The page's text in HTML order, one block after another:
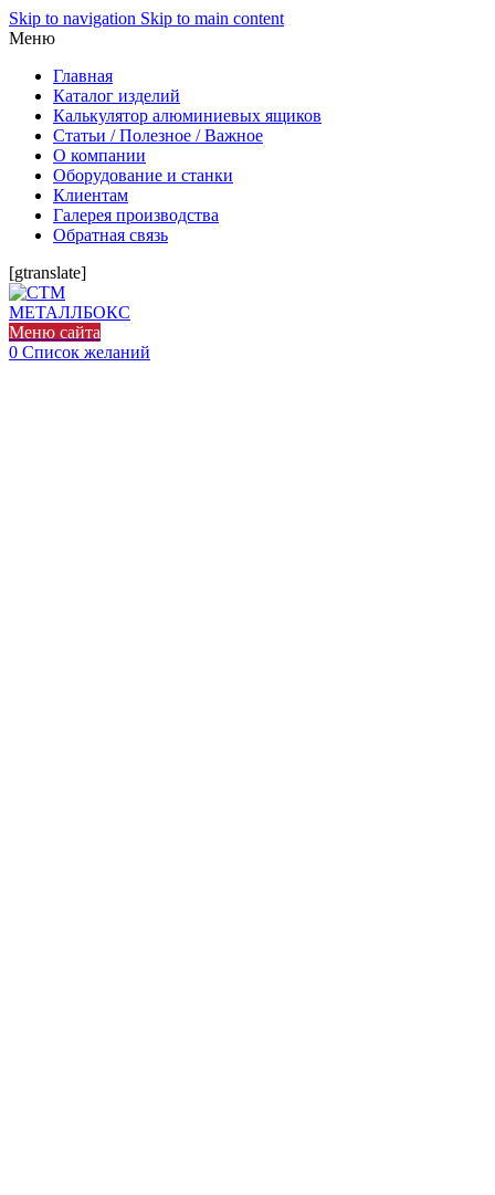
Skip to navigation Skip to main content
Меню
Главная
Каталог изделий
Калькулятор алюминиевых ящиков
Статьи / Полезное / Важное
О компании
Оборудование и станки
Клиентам
Галерея производства
Обратная связь
[gtranslate]
Меню сайта
0 Список желаний